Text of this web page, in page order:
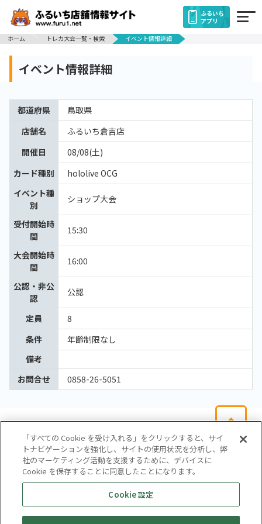
ふるいち
アプリ
ホーム
トレカ大会一覧・検索 イベント情報詳細
イベント情報詳細
都道府県
鳥取県
店舗名
ふるいち倉吉店
開催日
08/08(土)
カード種別
hololive OCG
イベント種
別
ショップ大会
受付開始時
間
15:30
大会開始時
間
16:00
公認・非公
認
公認
定員
8
条件
年齢制限なし
備考
お問合せ
0858-26-5051
会社概要
サイトマップ
お問い合わせ
個人情報保護方針
株式会社テイツー
「すべての Cookie を受け入れる」をクリックすると、サイ
トナビゲーションを強化し、サイトの使用状況を分析し、弊
社のマーケティング活動を支援するために、デバイスに
Cookie を保存することに同意したことになります。
Cookie 設定